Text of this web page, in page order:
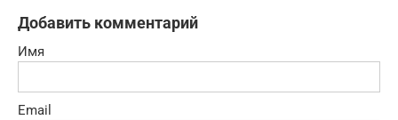
Добавить комментарий
Имя
Email